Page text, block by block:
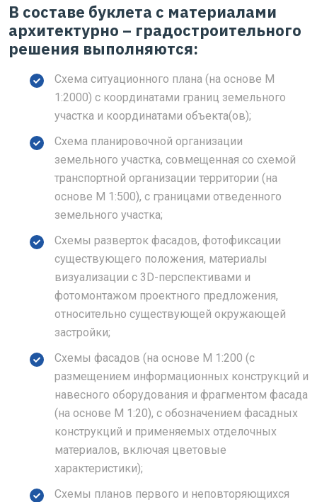
В составе буклета с материалами
архитектурно – градостроительного
решения выполняются:
Схема ситуационного плана (на основе М
1:2000) с координатами границ земельного
участка и координатами объекта(ов);
Схема планировочной организации
земельного участка, совмещенная со схемой
транспортной организации территории (на
основе М 1:500), с границами отведенного
земельного участка;
Схемы разверток фасадов, фотофиксации
существующего положения, материалы
визуализации с 3D-перспективами и
фотомонтажом проектного предложения,
относительно существующей окружающей
застройки;
Схемы фасадов (на основе М 1:200 (с
размещением информационных конструкций и
навесного оборудования и фрагментом фасада
(на основе М 1:20), с обозначением фасадных
конструкций и применяемых отделочных
материалов, включая цветовые
характеристики);
Схемы планов первого и неповторяющихся